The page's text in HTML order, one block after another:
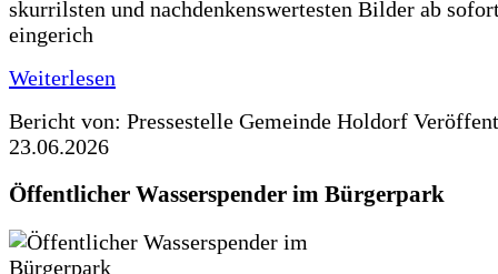
skurrilsten und nachdenkenswertesten Bilder ab
eingerich
Weiterlesen
Bericht von: Pressestelle Gemeinde Holdorf
23.06.2026
Öffentlicher Wasserspender im Bürgerpark